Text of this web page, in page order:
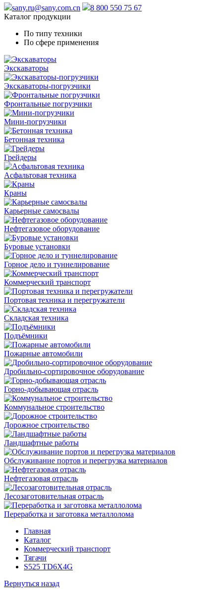
sany.ru@sany.com.cn
8 800 550 75 67
Каталог продукции
По типу техники
По сфере применения
Экскаваторы
Экскаваторы-погрузчики
Фронтальные погрузчики
Мини-погрузчики
Бетонная техника
Грейдеры
Асфальтовая техника
Краны
Карьерные самосвалы
Нефтегазовое оборудование
Буровые установки
Горное дело и туннелирование
Коммерческий транспорт
Портовая техника и перегружатели
Складская техника
Подъёмники
Пожарные автомобили
Дробильно-сортировочное оборудование
Горно-добывающая отрасль
Коммунальное строительство
Дорожное строительство
Ландшафтные работы
Обслуживание портов и перегрузка материалов
Нефтегазовая отрасль
Лесозаготовительная отрасль
Переработка и заготовка металлолома
Главная
Каталог
Коммерческий транспорт
Тягачи
S525 TD6X4G
Вернуться назад